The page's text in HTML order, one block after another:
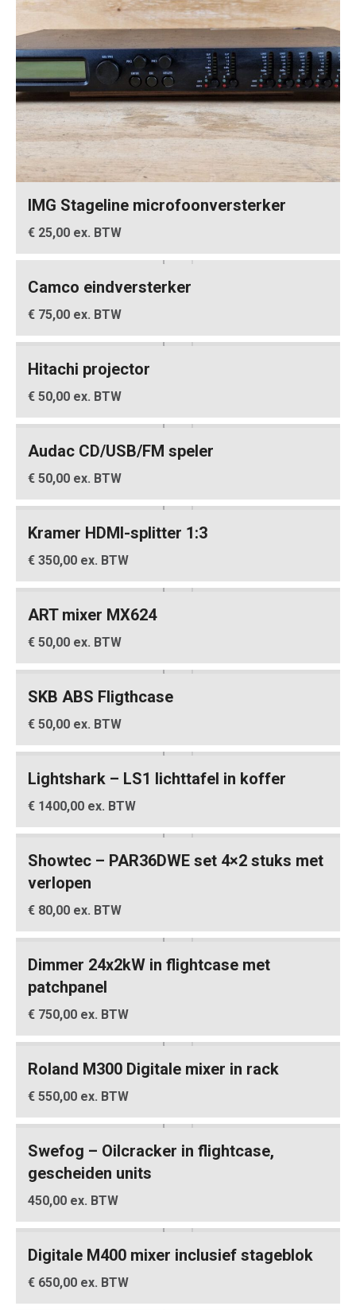
IMG Stageline microfoonversterker
€ 25,00 ex. BTW
Camco eindversterker
€ 75,00 ex. BTW
Hitachi projector
€ 50,00 ex. BTW
Audac CD/USB/FM speler
€ 50,00 ex. BTW
Kramer HDMI-splitter 1:3
€ 350,00 ex. BTW
ART mixer MX624
€ 50,00 ex. BTW
SKB ABS Fligthcase
€ 50,00 ex. BTW
Lightshark – LS1 lichttafel in koffer
€ 1400,00 ex. BTW
Showtec – PAR36DWE set 4×2 stuks met
verlopen
€ 80,00 ex. BTW
Dimmer 24x2kW in flightcase met
patchpanel
€ 750,00 ex. BTW
Roland M300 Digitale mixer in rack
€ 550,00 ex. BTW
Swefog – Oilcracker in flightcase,
gescheiden units
450,00 ex. BTW
Digitale M400 mixer inclusief stageblok
€ 650,00 ex. BTW